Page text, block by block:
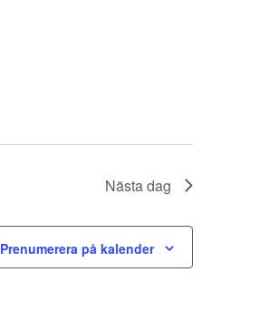
Nästa dag
Prenumerera på kalender